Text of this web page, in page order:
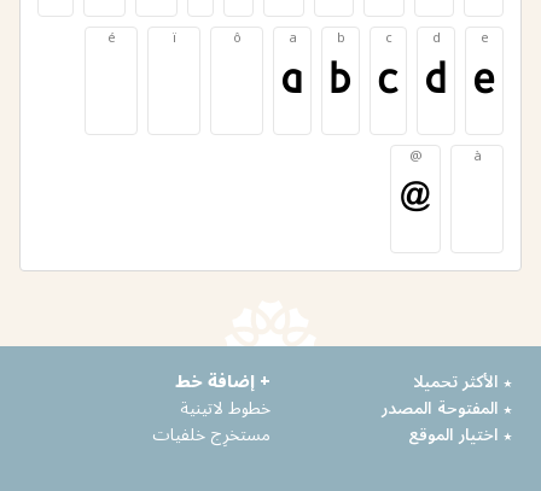
e
e
d
d
c
c
b
b
a
a
ô
ï
é
à
@
@
٭ الأكثر تحميلا
٭ المفتوحة المصدر
٭ اختيار الموقع
+ إضافة خط
خطوط لاتينية
مستخرِج خلفيات